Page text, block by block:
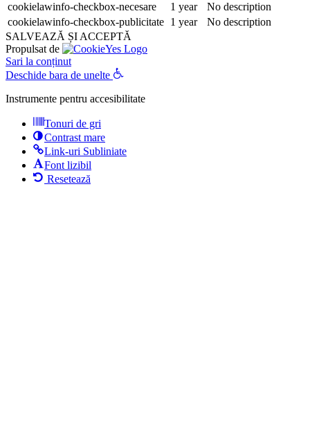
cookielawinfo-checkbox-necesare
1 year
No description
cookielawinfo-checkbox-publicitate 1 year
No description
SALVEAZĂ ȘI ACCEPTĂ
Propulsat de
Sari la conținut
Deschide bara de unelte
Instrumente pentru accesibilitate
Tonuri de gri
Contrast mare
Link-uri Subliniate
Font lizibil
Resetează